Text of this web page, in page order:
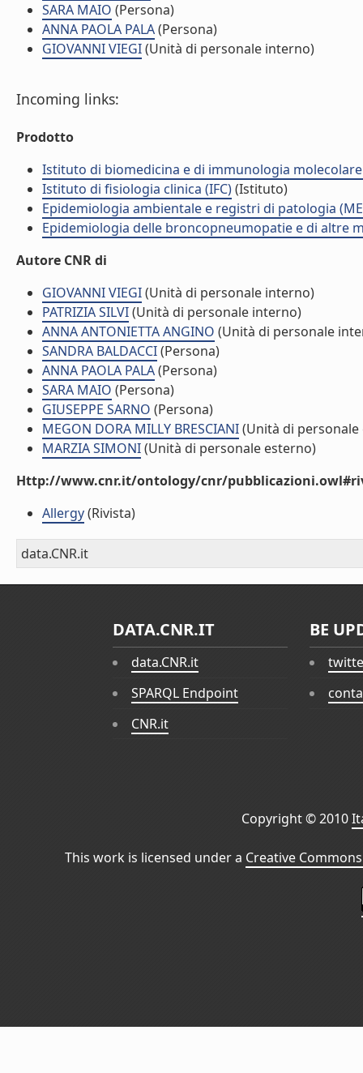
SARA MAIO (Persona)
ANNA PAOLA PALA(Persona)
GIOVANNI VIEGI(Unità di personale interno)
Incoming links:
Prodotto
Istituto di biomedicina e di immunologia
Istituto di fisiologia clinica (IFC)(Istituto)
Epidemiologia ambientale e registri di patologia
Epidemiologia delle broncopneumopatie e di altre
Autore CNR di
GIOVANNI VIEGI(Unità di personale interno)
PATRIZIA SILVI(Unità di personale interno)
ANNA ANTONIETTA ANGINO (Unità di personale
SANDRA BALDACCI(Persona)
ANNA PAOLA PALA(Persona)
SARA MAIO (Persona)
GIUSEPPE SARNO (Persona)
MEGON DORA MILLY BRESCIANI(Unità di
MARZIA SIMONI(Unità di personale esterno)
Http://www.cnr.it/ontology/cnr/
Allergy(Rivista)
data.CNR.it
DATA.CNR.IT
data.CNR.it
SPARQL Endpoint
CNR.it
BE
Copyright © 2010
This work is licensed under a Creative